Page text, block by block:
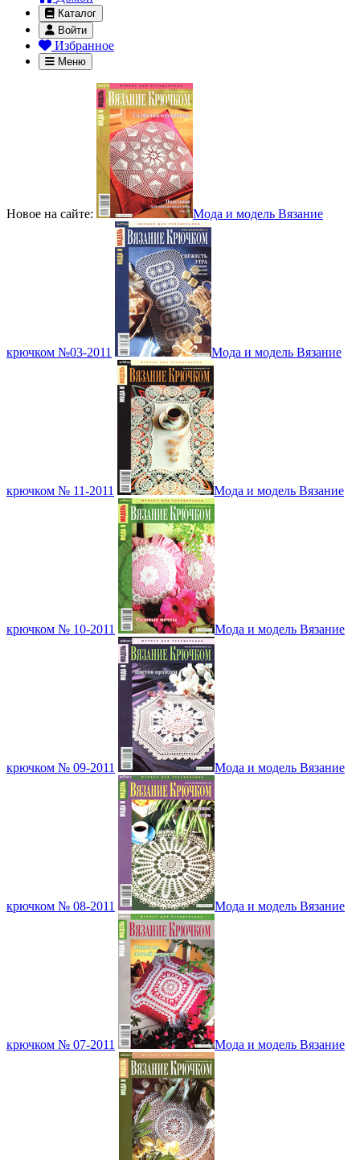
Каталог
Войти
Избранное
Меню
Новое на сайте: Мода и модель Вязание
крючком №03-2011 Мода и модель Вязание
крючком № 11-2011 Мода и модель Вязание
крючком № 10-2011 Мода и модель Вязание
крючком № 09-2011 Мода и модель Вязание
крючком № 08-2011 Мода и модель Вязание
крючком № 07-2011 Мода и модель Вязание